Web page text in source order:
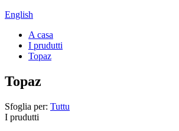
English
A casa
I prudutti
Topaz
Topaz
Sfoglia per: Tuttu
I prudutti